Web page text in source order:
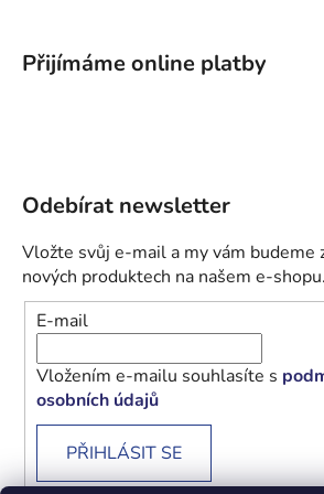
Přijímáme online platby
Odebírat newsletter
Vložte svůj e-mail a my vám budeme
nových produktech na našem e-shopu.
E-mail
Vložením e-mailu souhlasíte s
osobních údajů
PŘIHLÁSIT SE